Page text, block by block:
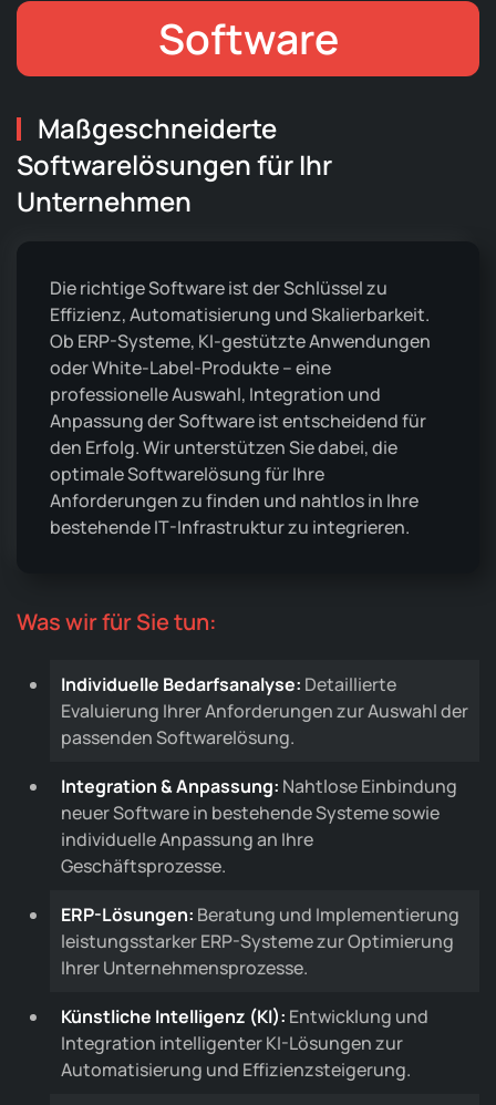
Software
Maßgeschneiderte
Softwarelösungen für Ihr
Unternehmen
Die richtige Software ist der Schlüssel zu
Effizienz, Automatisierung und Skalierbarkeit.
Ob ERP-Systeme, KI-gestützte Anwendungen
oder White-Label-Produkte – eine
professionelle Auswahl, Integration und
Anpassung der Software ist entscheidend für
den Erfolg. Wir unterstützen Sie dabei, die
optimale Softwarelösung für Ihre
Anforderungen zu finden und nahtlos in Ihre
bestehende IT-Infrastruktur zu integrieren.
Was wir für Sie tun:
Individuelle Bedarfsanalyse: Detaillierte
Evaluierung Ihrer Anforderungen zur Auswahl der
passenden Softwarelösung.
Integration & Anpassung: Nahtlose Einbindung
neuer Software in bestehende Systeme sowie
individuelle Anpassung an Ihre
Geschäftsprozesse.
ERP-Lösungen: Beratung und Implementierung
leistungsstarker ERP-Systeme zur Optimierung
Ihrer Unternehmensprozesse.
Künstliche Intelligenz (KI): Entwicklung und
Integration intelligenter KI-Lösungen zur
Automatisierung und Effizienzsteigerung.